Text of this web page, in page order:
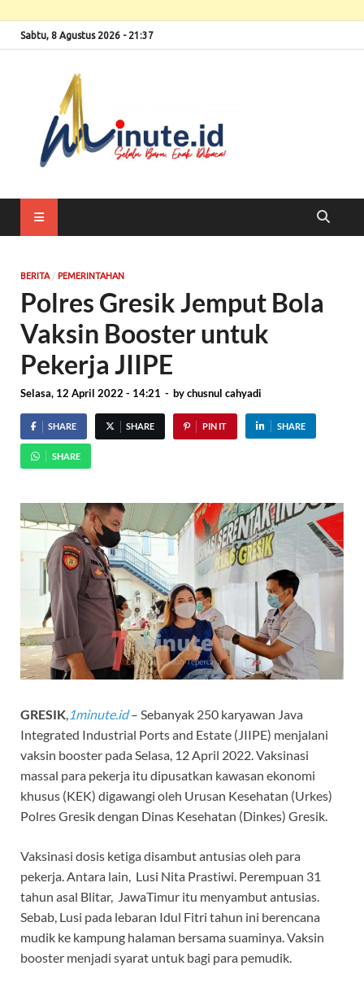
Sabtu, 8 Agustus 2026 - 21:37
BERITA/ PEMERINTAHAN
Polres Gresik Jemput Bola
Vaksin Booster untuk
Pekerja JIIPE
Selasa, 12 April 2022 - 14:21 - bychusnul cahyadi
SHARE SHARE PIN IT SHARE
SHARE
GRESIK 1minute.id– Sebanyak 250 karyawan Java
Integrated Industrial Ports and Estate (JIIPE) menjalani
vaksin booster pada Selasa, 12 April 2022. Vaksinasi
massal para pekerja itu dipusatkan kawasan ekonomi
khusus (KEK) digawangi oleh Urusan Kesehatan (Urkes)
Polres Gresik dengan Dinas Kesehatan (Dinkes) Gresik.
Vaksinasi dosis ketiga disambut antusias oleh para
pekerja. Antara lain, Lusi Nita Prastiwi. Perempuan 31
tahun asal Blitar, JawaTimur itu menyambut antusias.
Sebab, Lusi pada lebaran Idul Fitri tahun ini berencana
mudik ke kampung halaman bersama suaminya. Vaksin
booster menjadi syarat untuk bagi para pemudik.